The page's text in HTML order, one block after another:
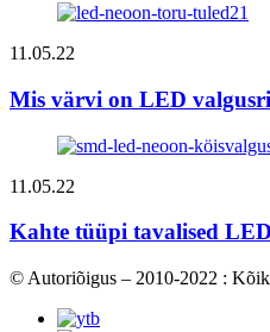
11.05.22
Mis värvi on LED
11.05.22
Kahte tüüpi tavalised
© Autoriõigus – 2010-2022 : Kõik